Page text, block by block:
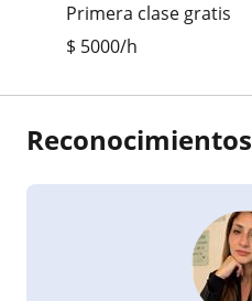
Primera clase gratis
$ 5000/h
Reconocimientos